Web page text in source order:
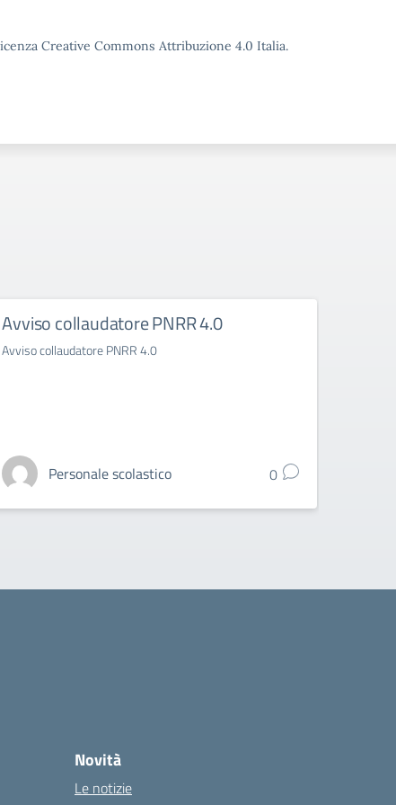
Creative Commons Attribuzione 4.0 Italia.
Avviso collaudatore PNRR 4.0
Avviso collaudatore PNRR 4.0
Personale scolastico 0
Novità
Le notizie